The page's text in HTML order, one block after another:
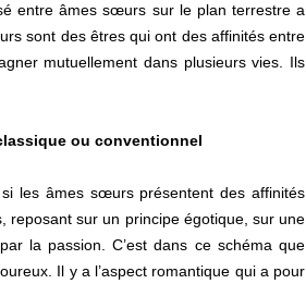
entre âmes sœurs sur le plan terrestre a
sont des êtres qui ont des affinités entre
mutuellement dans plusieurs vies. Ils
ou conventionnel
les âmes sœurs présentent des affinités
reposant sur un principe égotique, sur une
la passion. C’est dans ce schéma que
Il y a l’aspect romantique qui a pour